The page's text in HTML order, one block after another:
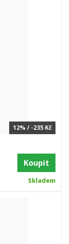
12% / -235 Kč
Koupit
Skladem